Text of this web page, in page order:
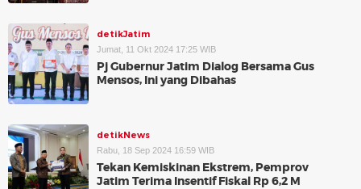
detikJatim
Jumat, 11 Okt 2024 17:25 WIB
Pj Gubernur Jatim Dialog Bersama Gus
Mensos, Ini yang Dibahas
detikNews
Rabu, 18 Sep 2024 16:59 WIB
Tekan Kemiskinan Ekstrem, Pemprov
Jatim Terima Insentif Fiskal Rp 6,2 M